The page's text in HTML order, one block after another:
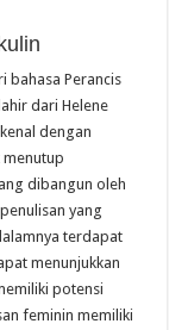
bahasa Perancis
dari Helene
dengan
menutup
dibangun oleh
yang
terdapat
menunjukkan
potensi
feminin memiliki